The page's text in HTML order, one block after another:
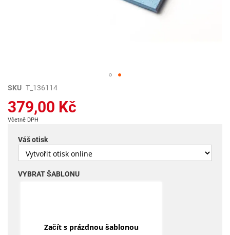
Přeskočit
začátek
galerie
obrázky
SKU T_136114
379,00 Kč
Včetně DPH
Váš otisk
VYBRAT ŠABLONU
Začít s prázdnou šablonou